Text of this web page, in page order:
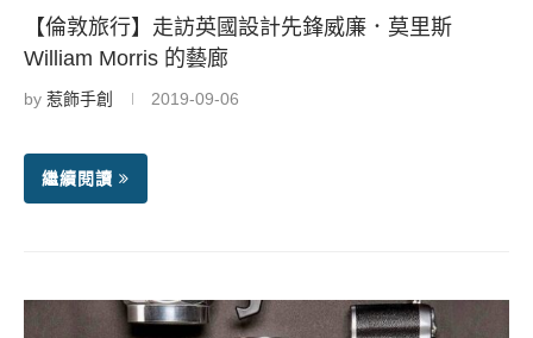
【倫敦旅行】走訪英國設計先鋒威廉．莫里斯
William Morris 的藝廊
by 惹飾手創 2019-09-06
繼續閱讀